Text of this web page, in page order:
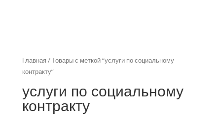
Главная / Товары с меткой “услуги по социальному
контракту”
услуги по социальному
контракту